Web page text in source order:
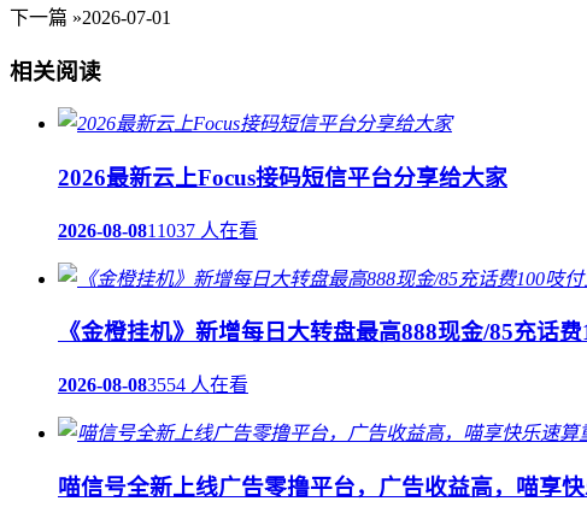
下一篇 »2026-07-01
相关阅读
2026最新云上Focus接码短信平台分享给大家
2026-08-0811037 人在看
《金橙挂机》新增每日大转盘最高888现金/85充话
2026-08-083554 人在看
喵信号全新上线广告零撸平台，广告收益高，喵享快